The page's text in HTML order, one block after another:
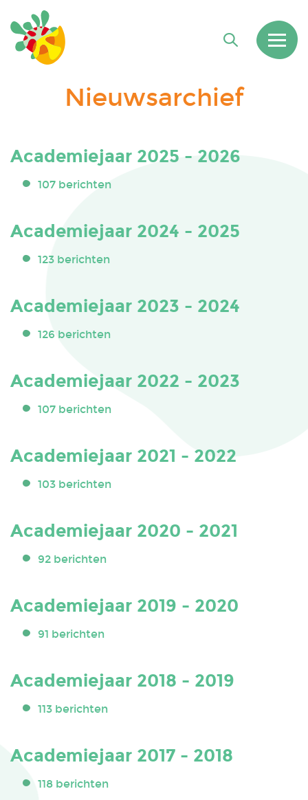
Nieuwsarchief
Academiejaar 2025 - 2026
107 berichten
Academiejaar 2024 - 2025
123 berichten
Academiejaar 2023 - 2024
126 berichten
Academiejaar 2022 - 2023
107 berichten
Academiejaar 2021 - 2022
103 berichten
Academiejaar 2020 - 2021
92 berichten
Academiejaar 2019 - 2020
91 berichten
Academiejaar 2018 - 2019
113 berichten
Academiejaar 2017 - 2018
118 berichten